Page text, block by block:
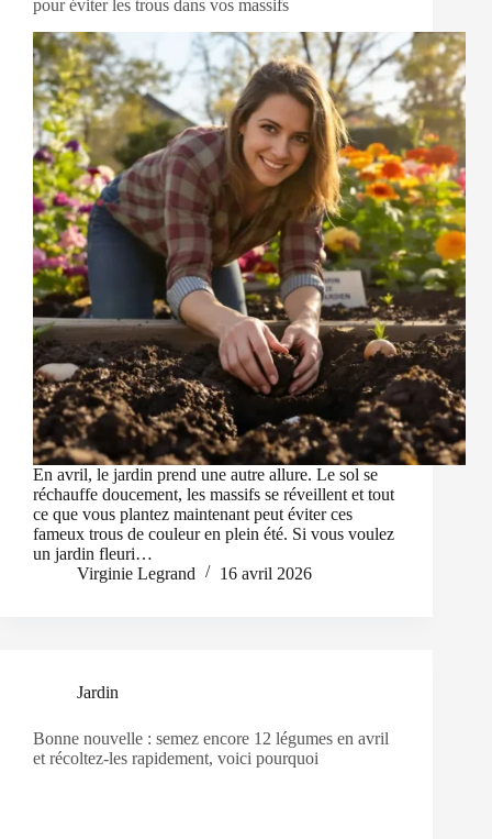
pour éviter les trous dans vos massifs
En avril, le jardin prend une autre allure. Le sol se
réchauffe doucement, les massifs se réveillent et tout
ce que vous plantez maintenant peut éviter ces
fameux trous de couleur en plein été. Si vous voulez
un jardin fleuri…
Virginie Legrand
16 avril 2026
Jardin
Bonne nouvelle : semez encore 12 légumes en avril
et récoltez-les rapidement, voici pourquoi